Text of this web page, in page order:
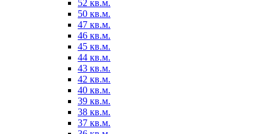
52 кв.м.
50 кв.м.
47 кв.м.
46 кв.м.
45 кв.м.
44 кв.м.
43 кв.м.
42 кв.м.
40 кв.м.
39 кв.м.
38 кв.м.
37 кв.м.